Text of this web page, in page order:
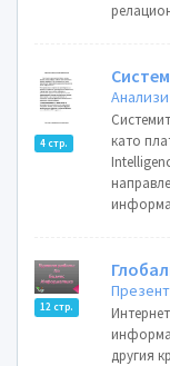
4 стр.
Анализи
като
12 стр.
другия